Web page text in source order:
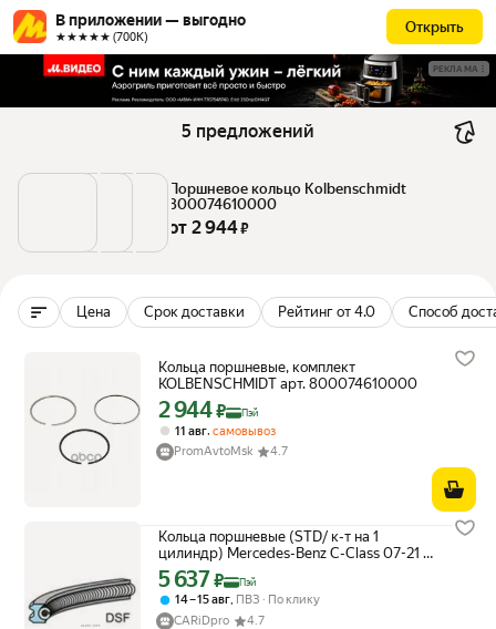
В приложении — выгодно
★★★★★ (700К)
Открыть
РЕКЛАМА
5 предложений
Поршневое кольцо Kolbenschmidt
800074610000
от 2 944 ₽
Цена Срок доставки Рейтинг от 4.0 Способ
Кольца поршневые, комплект
KOLBENSCHMIDT арт. 800074610000
Цена с картой Яндекс Пэй 2944 ₽ вместо
2 944₽ Пэй
11 авг, самовывоз
PromAvtoMsk
4.7
Кольца поршневые (STD/ к-т на 1
цилиндр) Mercedes-Benz C-Class 07-21 /
E-Class 09-17 OM651911; OM6519
KOLBENSCHMIDT 800074610000 | цена
за 1 шт
Цена с картой Яндекс Пэй 5637 ₽ вместо
5 637₽ Пэй
14 – 15 авг, ПВЗ
По клику
CARiDpro
4.7